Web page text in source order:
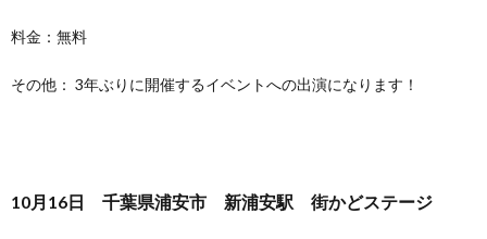
料金：無料
その他： 3年ぶりに開催するイベントへの出演になります！
10月16日 千葉県浦安市 新浦安駅 街かどステージ